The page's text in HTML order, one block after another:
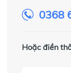
0368
Hoặc điền